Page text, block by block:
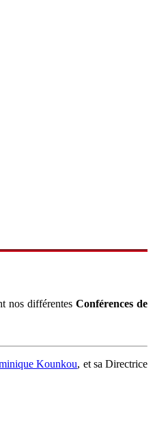
nos différentesConférences de
Kounkou, et sa Directrice